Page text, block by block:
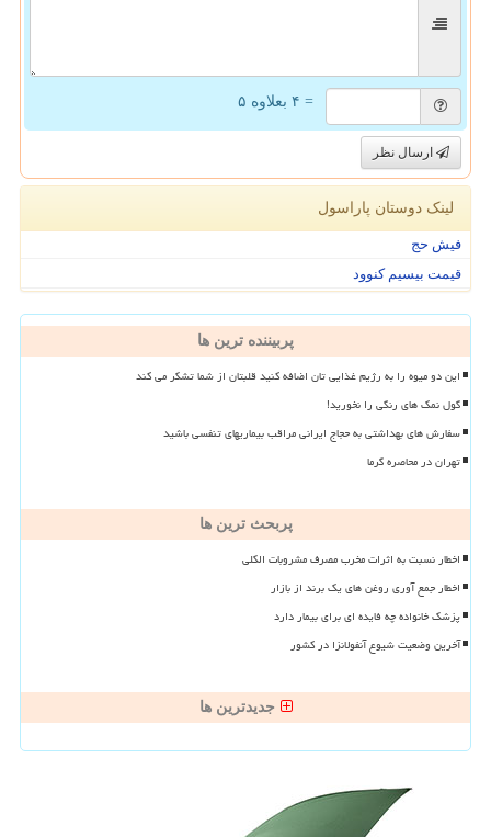
= ۴ بعلاوه ۵
ارسال نظر
لینک دوستان پاراسول
فیش حج
قیمت بیسیم کنوود
پربیننده ترین ها
این دو میوه را به رژیم غذایی تان اضافه کنید قلبتان از شما تشکر می کند
گول نمک های رنگی را نخورید!
سفارش های بهداشتی به حجاج ایرانی مراقب بیماریهای تنفسی باشید
تهران در محاصره گرما
پربحث ترین ها
اخطار نسبت به اثرات مخرب مصرف مشروبات الکلی
اخطار جمع آوری روغن های یک برند از بازار
پزشک خانواده چه فایده ای برای بیمار دارد
آخرین وضعیت شیوع آنفولانزا در کشور
جدیدترین ها